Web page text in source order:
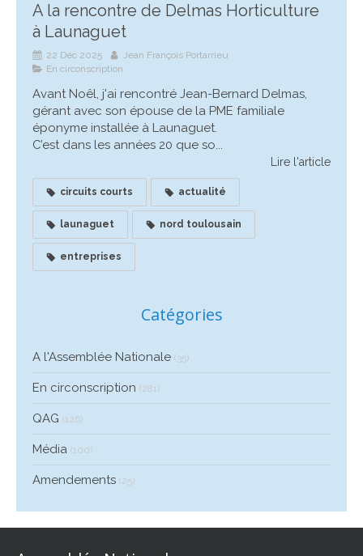
A la rencontre de Delmas Horticulture
à Launaguet
22 Déc 2025
Jean François Portarrieu
En circonscription
Avant Noêl, j'ai rencontré Jean-Bernard Delmas,
gérant avec son épouse de la PME familiale
éponyme installée à Launaguet.
C’est dans les années 20 que so...
Lire l'article
circuits courts actualité
launaguet nord toulousain
entreprises
Catégories
A l'Assemblée Nationale (35)
En circonscription (281)
QAG (126)
Média (100)
Amendements (25)